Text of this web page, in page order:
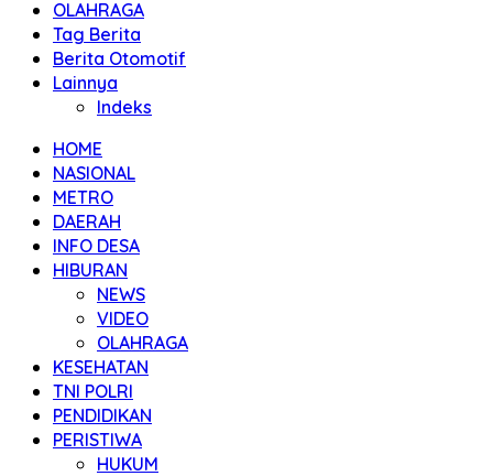
OLAHRAGA
Tag Berita
Berita Otomotif
Lainnya
Indeks
HOME
NASIONAL
METRO
DAERAH
INFO DESA
HIBURAN
NEWS
VIDEO
OLAHRAGA
KESEHATAN
TNI POLRI
PENDIDIKAN
PERISTIWA
HUKUM